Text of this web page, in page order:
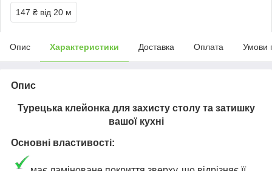
147 ₴ від 20 м
Опис Характеристики Доставка Оплата Умови
Опис
Турецька клейонка для захисту столу та затишку
вашої кухні
Основні властивості: